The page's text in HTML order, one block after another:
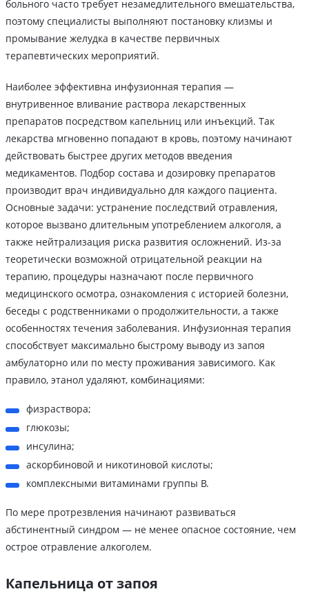
больного часто требует незамедлительного вмешательства,
поэтому специалисты выполняют постановку клизмы и
промывание желудка в качестве первичных
терапевтических мероприятий.
Наиболее эффективна инфузионная терапия —
внутривенное вливание раствора лекарственных
препаратов посредством капельниц или инъекций. Так
лекарства мгновенно попадают в кровь, поэтому начинают
действовать быстрее других методов введения
медикаментов. Подбор состава и дозировку препаратов
производит врач индивидуально для каждого пациента.
Основные задачи: устранение последствий отравления,
которое вызвано длительным употреблением алкоголя, а
также нейтрализация риска развития осложнений. Из-за
теоретически возможной отрицательной реакции на
терапию, процедуры назначают после первичного
медицинского осмотра, ознакомления с историей болезни,
беседы с родственниками о продолжительности, а также
особенностях течения заболевания. Инфузионная терапия
способствует максимально быстрому выводу из запоя
амбулаторно или по месту проживания зависимого. Как
правило, этанол удаляют, комбинациями:
физраствора;
глюкозы;
инсулина;
аскорбиновой и никотиновой кислоты;
комплексными витаминами группы B.
По мере протрезвления начинают развиваться
абстинентный синдром — не менее опасное состояние, чем
острое отравление алкоголем.
Капельница от запоя